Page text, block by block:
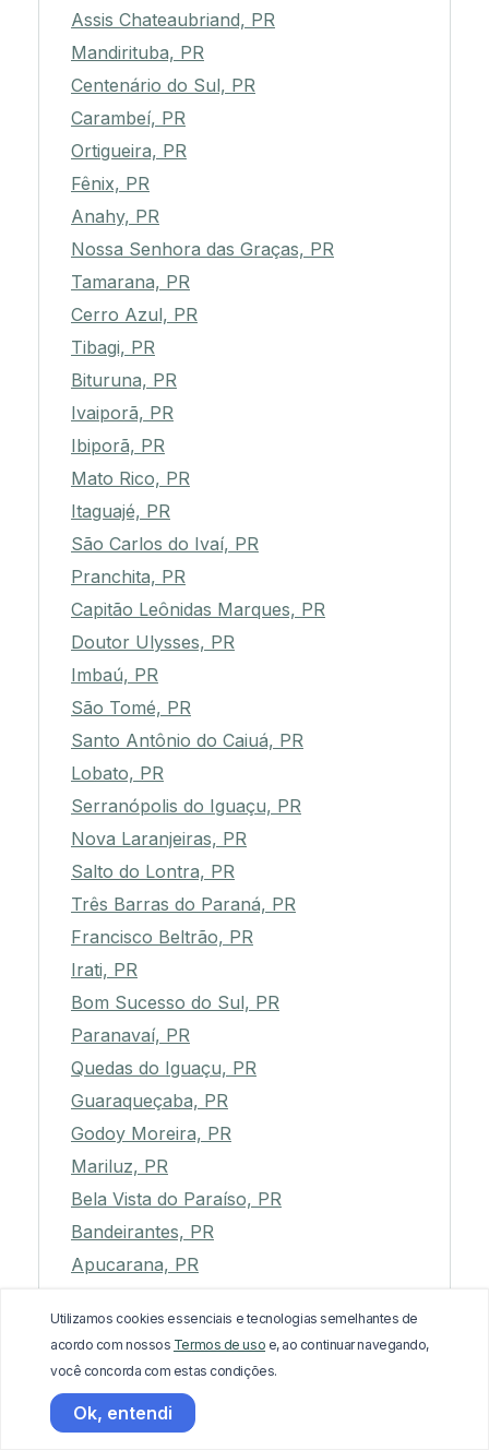
Assis Chateaubriand, PR
Mandirituba, PR
Centenário do Sul, PR
Carambeí, PR
Ortigueira, PR
Fênix, PR
Anahy, PR
Nossa Senhora das Graças, PR
Tamarana, PR
Cerro Azul, PR
Tibagi, PR
Bituruna, PR
Ivaiporã, PR
Ibiporã, PR
Mato Rico, PR
Itaguajé, PR
São Carlos do Ivaí, PR
Pranchita, PR
Capitão Leônidas Marques, PR
Doutor Ulysses, PR
Imbaú, PR
São Tomé, PR
Santo Antônio do Caiuá, PR
Lobato, PR
Serranópolis do Iguaçu, PR
Nova Laranjeiras, PR
Salto do Lontra, PR
Três Barras do Paraná, PR
Francisco Beltrão, PR
Irati, PR
Bom Sucesso do Sul, PR
Paranavaí, PR
Quedas do Iguaçu, PR
Guaraqueçaba, PR
Godoy Moreira, PR
Mariluz, PR
Bela Vista do Paraíso, PR
Bandeirantes, PR
Apucarana, PR
Japira, PR
Munhoz de Melo, PR
Verê, PR
Antônio Olinto, PR
Utilizamos cookies essenciais e tecnologias semelhantes de
acordo com nossos Termos de uso e, ao continuar navegando,
você concorda com estas condições.
Ok, entendi